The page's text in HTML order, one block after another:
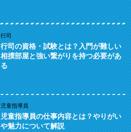
行司
行司の資格・試験とは？入門が難しい
相撲部屋と強い繋がりを持つ必要があ
る
児童指導員
児童指導員の仕事内容とは？やりがい
や魅力について解説